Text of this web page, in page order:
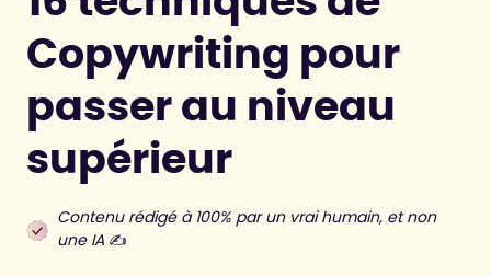
Copywriting pour
passer au niveau
supérieur
Contenu rédigé à 100% par un vrai humain, et non
une IA ✍️